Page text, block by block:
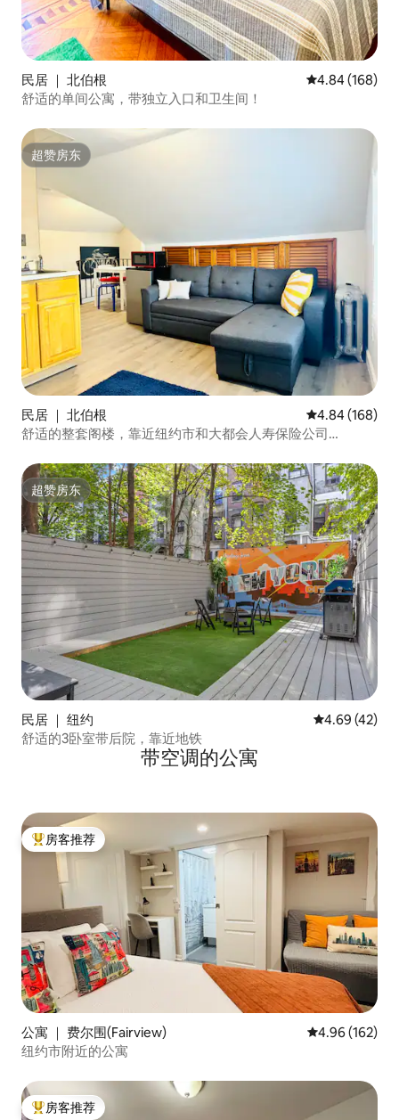
民居 ｜ 北伯根 平均评分 4.84
4.84 (168)
舒适的单间公寓，带独立入口和卫生间！
超赞房东
超赞房东
民居 ｜ 北伯根 平均评分 4.84
4.84 (168)
舒适的整套阁楼，靠近纽约市和大都会人寿保险公司
超赞房东
超赞房东
民居 ｜ 纽约 平均评分
4.69 (42)
舒适的3卧室带后院，靠近地铁
带空调的公寓
热门「房客推荐」
房客推荐
公寓 ｜ 费尔围(Fairview) 平均评分 4.96
4.96 (162)
纽约市附近的公寓
热门「房客推荐」
房客推荐